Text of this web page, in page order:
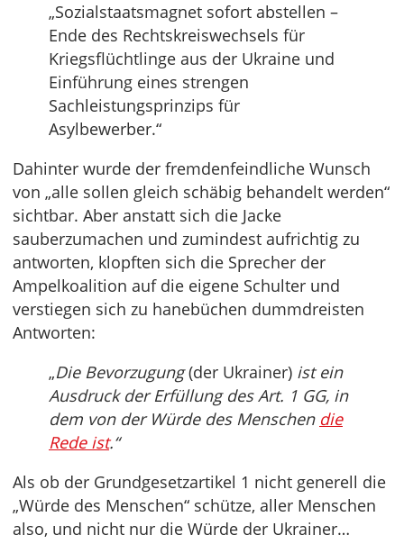
„Sozialstaatsmagnet sofort abstellen –
Ende des Rechtskreiswechsels für
Kriegsflüchtlinge aus der Ukraine und
Einführung eines strengen
Sachleistungsprinzips für
Asylbewerber.“
Dahinter wurde der fremdenfeindliche Wunsch
von „alle sollen gleich schäbig behandelt werden“
sichtbar. Aber anstatt sich die Jacke
sauberzumachen und zumindest aufrichtig zu
antworten, klopften sich die Sprecher der
Ampelkoalition auf die eigene Schulter und
verstiegen sich zu hanebüchen dummdreisten
Antworten:
„Die Bevorzugung(der Ukrainer) ist ein
Ausdruck der Erfüllung des Art. 1 GG, in
dem von der Würde des Menschen die
Rede ist.“
Als ob der Grundgesetzartikel 1 nicht generell die
„Würde des Menschen“ schütze, aller Menschen
also, und nicht nur die Würde der Ukrainer…